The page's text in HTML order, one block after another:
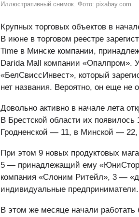
Иллюстративный снимок. Фото: pixabay.com
Крупных торговых объектов в
В июне в торговом реестре
Time в Минске компании,
Darida Mall компании «Опалпром». У
«БелСвиссИнвест», который
нет названия. Вероятно, он еще не
Довольно активно в начале лета
В Брестской области их
Гродненской — 11, в Минской —
При этом 9 новых продуктовых
5 — принадлежащий ему «ЮниСтор
компания «Слоним Ритейл», 3 —
индивидуальные предприниматели.
В этом же месяце начали работать